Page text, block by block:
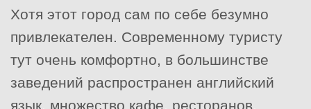
Хотя этот город сам по себе безумно
привлекателен. Современному туристу
тут очень комфортно, в большинстве
заведений распространен английский
язык, множество кафе, ресторанов,